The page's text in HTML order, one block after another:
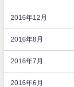
2016年12月
2016年8月
2016年7月
2016年6月